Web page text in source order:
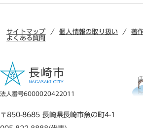
サイトマップ 個人情報の取り扱い
著
よくある質問
法人番号6000020422011
〒850-8685 長崎県長崎市魚の町4-1